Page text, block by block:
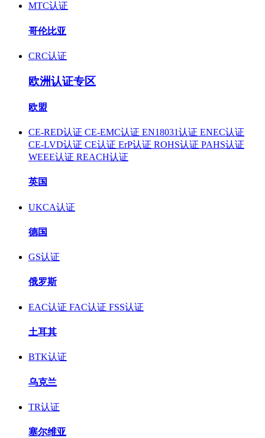
MTC认证
哥伦比亚
CRC认证
欧洲认证专区
欧盟
CE-RED认证 CE-EMC认证 EN18031认证 ENEC认证
CE-LVD认证 CE认证 ErP认证 ROHS认证 PAHS认证
WEEE认证 REACH认证
英国
UKCA认证
德国
GS认证
俄罗斯
EAC认证 FAC认证 FSS认证
土耳其
BTK认证
乌克兰
TR认证
塞尔维亚